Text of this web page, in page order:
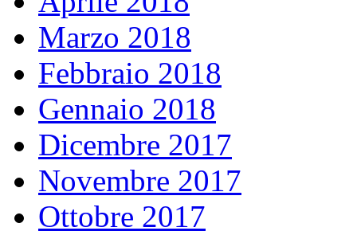
Marzo 2018
Febbraio 2018
Gennaio 2018
Dicembre 2017
Novembre 2017
Ottobre 2017